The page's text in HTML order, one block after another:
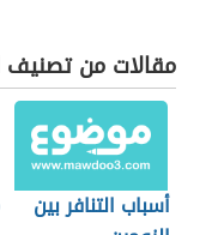
مقالات من تصنيف
أسباب التنافر بين